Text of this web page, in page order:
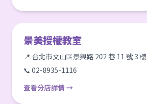
景美授權教室
📍 台北市文山區景興路 202 巷 11 號 3 樓
📞 02-8935-1116
查看分店詳情 →